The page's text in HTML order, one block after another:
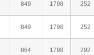
849 1798 252
849 1798 252
864 1798 292